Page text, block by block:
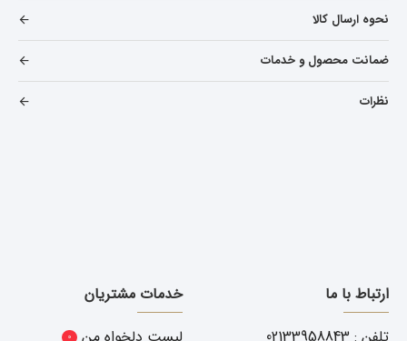
نحوه ارسال کالا
ضمانت محصول و خدمات
نظرات
ارتباط با ما
خدمات مشتریان
0